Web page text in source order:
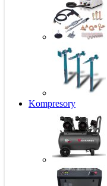
Kompresory